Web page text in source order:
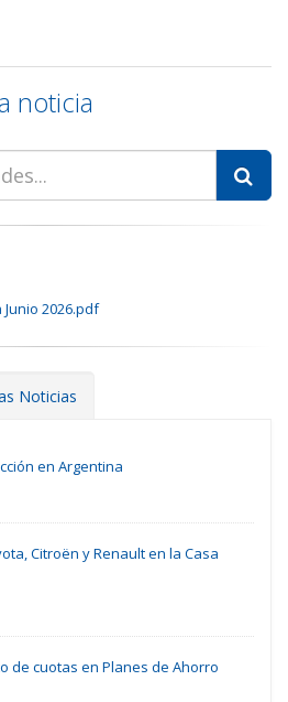
noticia
Junio 2026.pdf
Noticias
en Argentina
Citroën y Renault en la Casa
de cuotas en Planes de Ahorro